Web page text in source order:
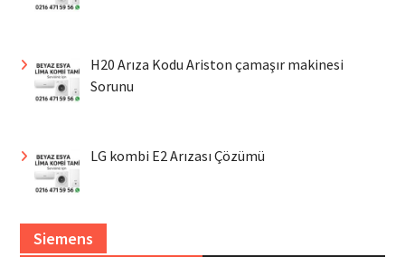
H20 Arıza Kodu Ariston çamaşır makinesi
Sorunu
LG kombi E2 Arızası Çözümü
Siemens